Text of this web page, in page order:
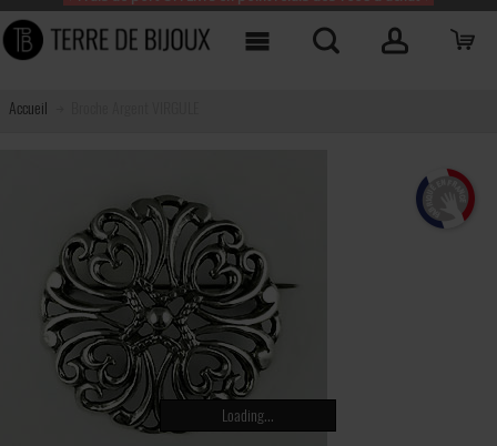
Accueil
Loading...